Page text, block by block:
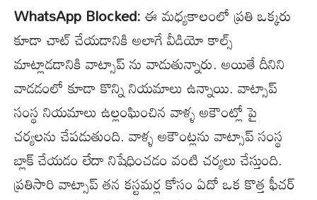
WhatsApp Blocked:ఈ మధ్యకాలంలో ప్రతి ఒక్కరు
కూడా చాట్ చేయడానికి అలాగే వీడియో కాల్స్
మాట్లాడడానికి వాట్సాప్ ను వాడుతున్నారు. అయితే దీనిని
వాడడంలో కూడా కొన్ని నియమాలు ఉన్నాయి. వాట్సాప్
సంస్థ నియమాలు ఉల్లంఘించిన వాళ్ళ అకౌంట్లో పై
చర్యలను చేపడుతుంది. వాళ్ళ అకౌంట్లను వాట్సాప్ సంస్థ
బ్లాక్ చేయడం లేదా నిషేధించడం వంటి చర్యలు చేస్తుంది.
ప్రతిసారి వాట్సాప్ తన కస్టమర్ల కోసం ఏదో ఒక కొత్త ఫీచర్